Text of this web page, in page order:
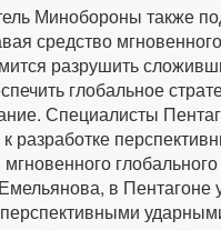
Минобороны также
средство
разрушить
глобальное
Специалисты
разработке
в Пентагоне